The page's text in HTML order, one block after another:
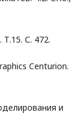
С. 472.
Centurion.
и